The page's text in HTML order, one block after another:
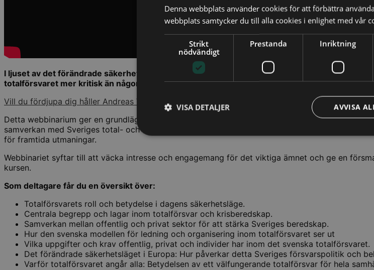
I ljuset av det förändrade säkerhetsläget i Europa, Sveriges medlemskap i NATO och de
totalförsvaret mer kritisk än någonsin.
Vill du fördjupa dig håller Andreas Wadström en heldagskurs i ämnet den 14 februari. Läs mer här
Detta webbinarium ger en grundläggande förståelse av totalförsvarets roll och funktion, med
samverkan med Sveriges total- och civilförsvar eller krisberedskap. Genom att förstå
för framtida utmaningar.
Webbinariet syftar till att väcka intresse och engagemang för det viktiga ämnet och ge en
kursen.
Som deltagare får du en översikt över:
Totalförsvarets roll och betydelse i dagens säkerhetsläge.
Centrala begrepp och lagar inom totalförsvar och krisberedskap.
Samverkan mellan offentlig och privat sektor för att stärka Sveriges beredskap.
Hur den svenska modellen för ledning och organisering inom totalförsvaret ser ut
Vilka uppgifter och krav offentlig, privat och individer har inom det svenska totalförsvaret.
Det förändrade säkerhetsläget i Europa: Hur påverkar detta Sveriges försvarspolitik och
Varför totalförsvaret angår alla: Betydelsen av ett välfungerande totalförsvar för hela
Denna webbplats använder cookies för att förbättra
webbplats samtycker du till alla cookies i enlighet med vår
Strikt
nödvändigt
Prestanda Inriktning
AVVISA
VISA DETALJER